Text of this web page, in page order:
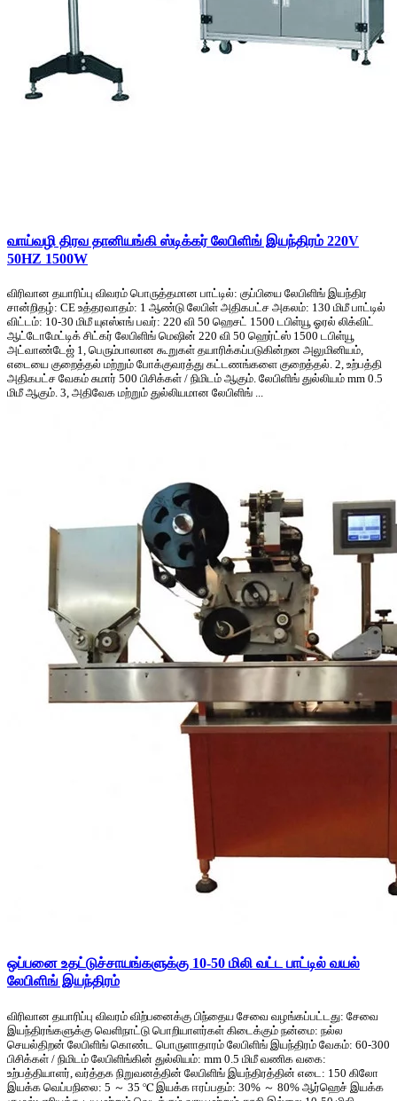
வாய்வழி திரவ தானியங்கி ஸ்டிக்கர் லேபிளிங் இயந்திரம் 220V
50HZ 1500W
விரிவான தயாரிப்பு விவரம் பொருத்தமான பாட்டில்: குப்பியை லேபிளிங் இயந்திர
சான்றிதழ்: CE உத்தரவாதம்: 1 ஆண்டு லேபிள் அதிகபட்ச அகலம்: 130 மிமீ பாட்டில்
விட்டம்: 10-30 மிமீ யுஎஸ்எங் பவர்: 220 வி 50 ஹெசட் 1500 டபிள்யூ ஓரல் லிக்விட்
ஆட்டோமேட்டிக் சிட்கர் லேபிளிங் மெஷின் 220 வி 50 ஹெர்ட்ஸ் 1500 டபிள்யூ
அட்வாண்டேஜ் 1, பெரும்பாலான கூறுகள் தயாரிக்கப்படுகின்றன அலுமினியம்,
எடையை குறைத்தல் மற்றும் போக்குவரத்து கட்டணங்களை குறைத்தல். 2, உற்பத்தி
அதிகபட்ச வேகம் சுமார் 500 பிசிக்கள் / நிமிடம் ஆகும். லேபிளிங் துல்லியம் mm 0.5
மிமீ ஆகும். 3, அதிவேக மற்றும் துல்லியமான லேபிளிங் ...
ஒப்பனை உதட்டுச்சாயங்களுக்கு 10-50 மிலி வட்ட பாட்டில் வயல்
லேபிளிங் இயந்திரம்
விரிவான தயாரிப்பு விவரம் விற்பனைக்கு பிந்தைய சேவை வழங்கப்பட்டது: சேவை
இயந்திரங்களுக்கு வெளிநாட்டு பொறியாளர்கள் கிடைக்கும் நன்மை: நல்ல
செயல்திறன் லேபிளிங் கொண்ட பொருளாதாரம் லேபிளிங் இயந்திரம் வேகம்: 60-300
பிசிக்கள் / நிமிடம் லேபிளிங்கின் துல்லியம்: mm 0.5 மிமீ வணிக வகை:
உற்பத்தியாளர், வர்த்தக நிறுவனத்தின் லேபிளிங் இயந்திரத்தின் எடை: 150 கிலோ
இயக்க வெப்பநிலை: 5 ～ 35 ℃ இயக்க ஈரப்பதம்: 30% ～ 80% ஆர்ஹெச் இயக்க